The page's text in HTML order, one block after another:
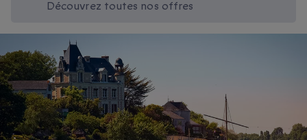
Découvrez toutes nos offres